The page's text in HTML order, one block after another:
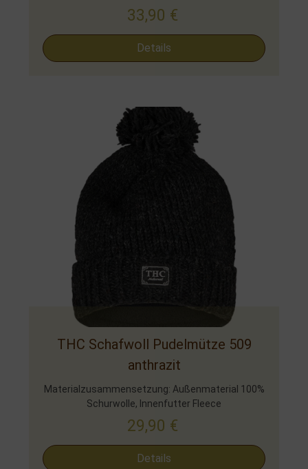
33,90 €
Details
THC Schafwoll Pudelmütze 509
anthrazit
Materialzusammensetzung: Außenmaterial 100%
Schurwolle, Innenfutter Fleece
29,90 €
Details